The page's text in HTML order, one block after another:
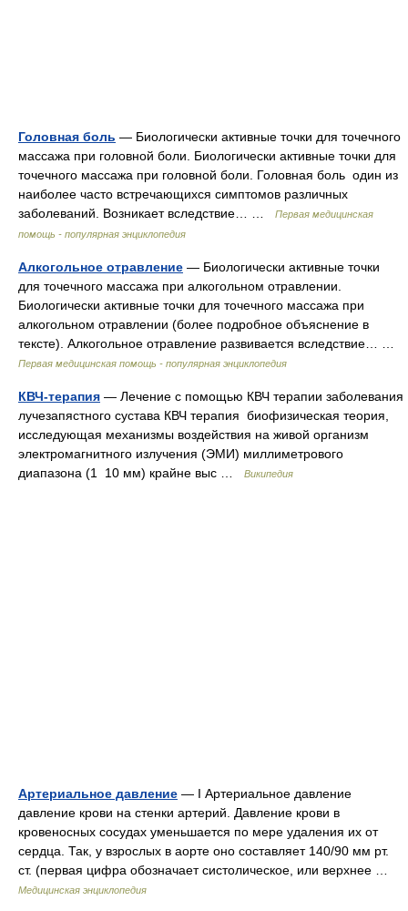
Головная боль — Биологически активные точки для точечного
массажа при головной боли. Биологически активные точки для
точечного массажа при головной боли. Головная боль один из
наиболее часто встречающихся симптомов различных
заболеваний. Возникает вследствие… …
Первая медицинская
помощь - популярная энциклопедия
Алкогольное отравление — Биологически активные точки
для точечного массажа при алкогольном отравлении.
Биологически активные точки для точечного массажа при
алкогольном отравлении (более подробное объяснение в
тексте). Алкогольное отравление развивается вследствие… …
Первая медицинская помощь - популярная энциклопедия
КВЧ-терапия — Лечение с помощью КВЧ терапии заболевания
лучезапястного сустава КВЧ терапия биофизическая теория,
исследующая механизмы воздействия на живой организм
электромагнитного излучения (ЭМИ) миллиметрового
диапазона (1 10 мм) крайне выс …
Википедия
Артериальное давление — I Артериальное давление
давление крови на стенки артерий. Давление крови в
кровеносных сосудах уменьшается по мере удаления их от
сердца. Так, у взрослых в аорте оно составляет 140/90 мм рт.
ст. (первая цифра обозначает систолическое, или верхнее …
Медицинская энциклопедия